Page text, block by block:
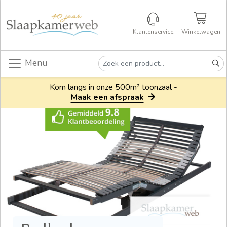
Klantenservice Winkelwagen
Menu
Kom langs in onze 500m² toonzaal -
Maak een afspraak